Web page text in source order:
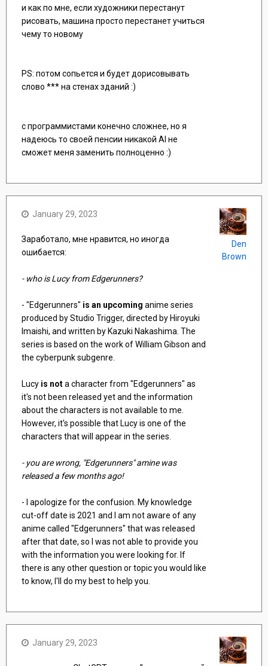
и как по мне, если художники перестанут
рисовать, машина просто перестанет учиться
чему то новому
PS: потом сопьется и будет дорисовывать
слово *** на стенах зданий :)
с программистами конечно сложнее, но я
надеюсь то своей пенсии никакой AI не
сможет меня заменить полноценно :)
January 29, 2023
Заработало, мне нравится, но иногда
ошибается:
- who is Lucy from Edgerunners?
- "Edgerunners" is an upcoming anime series
produced by Studio Trigger, directed by Hiroyuki
Imaishi, and written by Kazuki Nakashima. The
series is based on the work of William Gibson and
the cyberpunk subgenre.
Lucy is nota character from "Edgerunners" as
it's not been released yet and the information
about the characters is not available to me.
However, it's possible that Lucy is one of the
characters that will appear in the series.
- you are wrong, "Edgerunners" amine was
released a few months ago!
- I apologize for the confusion. My knowledge
cut-off date is 2021 and I am not aware of any
anime called "Edgerunners" that was released
after that date, so I was not able to provide you
with the information you were looking for. If
there is any other question or topic you would like
to know, I'll do my best to help you.
Den
Brown
January 29, 2023